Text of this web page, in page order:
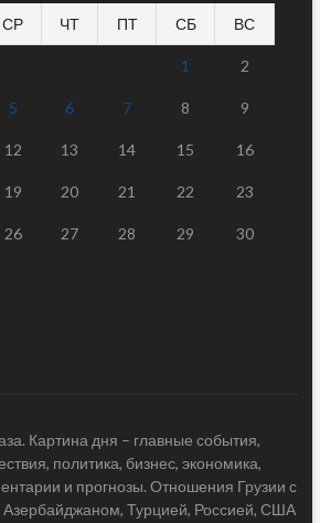
СР ЧТ ПТ СБ ВС
1 2
5 6 7 8 9
12 13 14 15 16
19 20 21 22 23
26 27 28 29 30
Картина дня – главные события,
политика, бизнес, экономика,
и прогнозы. Отношения Грузии с
Турцией, Россией, США